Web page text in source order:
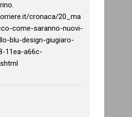
cronaca/20_ma
come-saranno-nuovi-
blu-design-giugiaro-
11ea-a66c-